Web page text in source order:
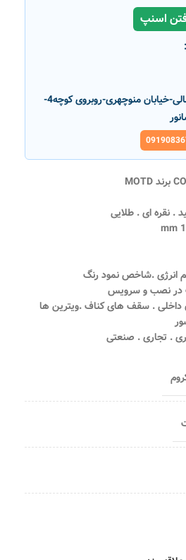
اسنپ
خیابان قاآنی شمالی-خیابان منوچهری-روبروی کوچه4-
. نقره ای . طلایی
انرژی .شاخص نمود رنگ
در نصب و سرویس
داخلی . سقف های کناف .ویترین ها
. تجاری . صنعتی